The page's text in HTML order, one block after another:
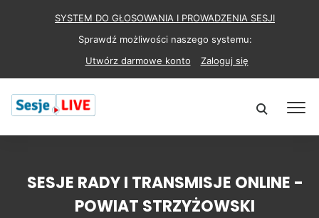
SYSTEM DO GŁOSOWANIA I PROWADZENIA SESJI
Sprawdź możliwości naszego systemu:
Utwórz darmowe konto
Zaloguj się
SESJE RADY I TRANSMISJE ONLINE -
POWIAT STRZYŻOWSKI